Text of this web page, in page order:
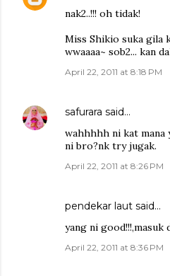
nak2..!!! oh tidak!
Miss Shikio suka gila
wwaaaa~ sob2... kan
April 22, 2011 at 8:18 PM
safurara said…
wahhhhh ni kat
ni bro?nk try jugak.
April 22, 2011 at 8:26 PM
pendekar laut said…
yang ni good!!!,masuk
April 22, 2011 at 8:36 PM